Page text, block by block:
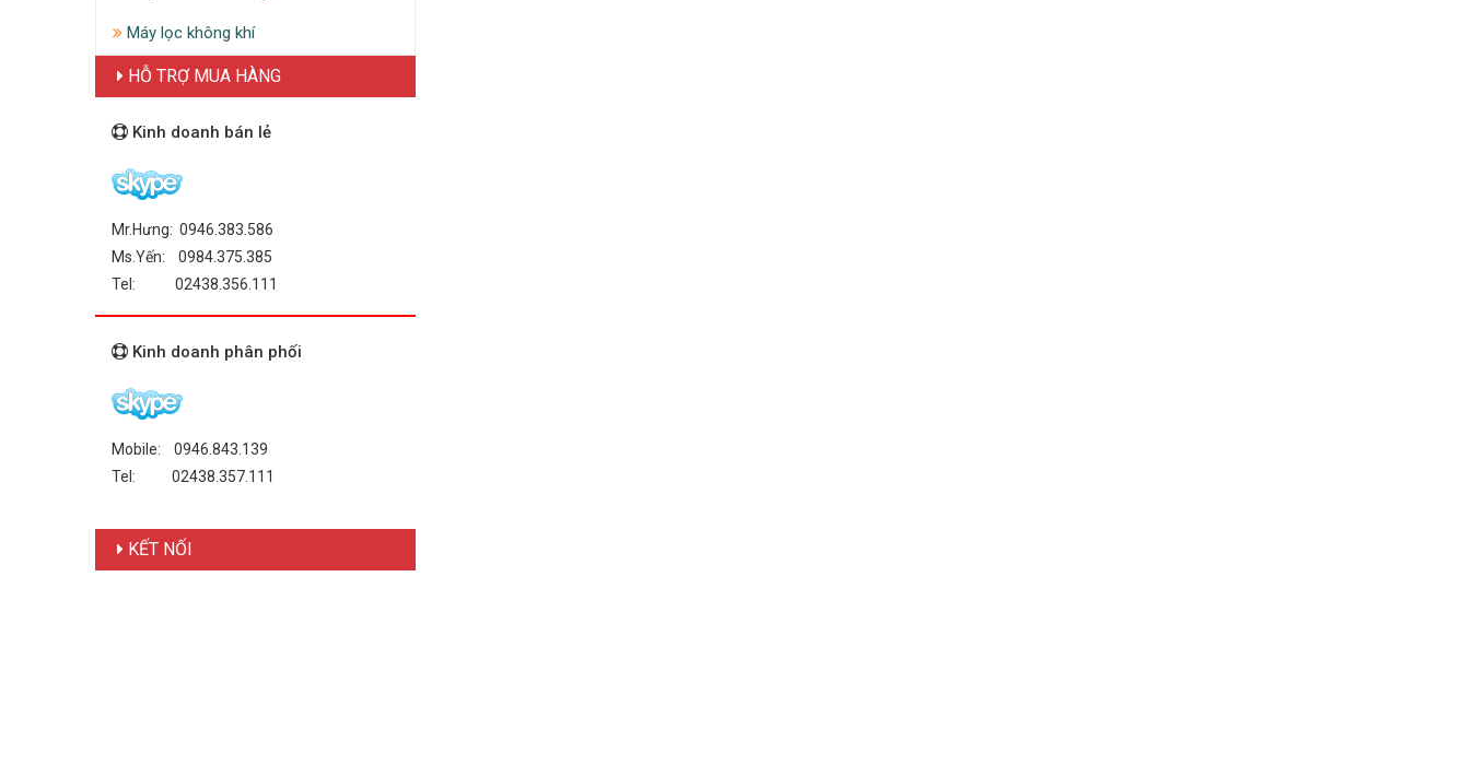
Máy lọc không khí
HỖ TRỢ MUA HÀNG
Kinh doanh bán lẻ
Mr.Hưng: 0946.383.586
Ms.Yến: 0984.375.385
Tel: 02438.356.111
Kinh doanh phân phối
Mobile: 0946.843.139
Tel: 02438.357.111
KẾT NỐI